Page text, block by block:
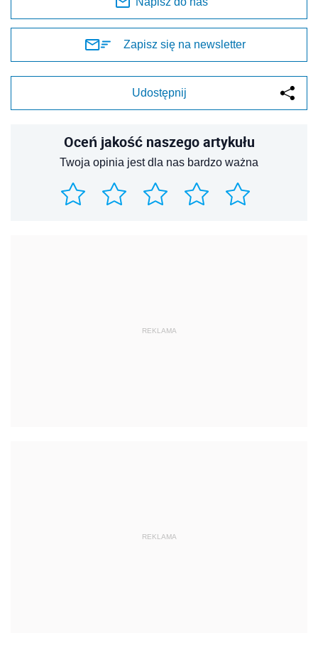
Zapisz się na newsletter
Udostępnij
Oceń jakość naszego artykułu
Twoja opinia jest dla nas bardzo ważna
REKLAMA
REKLAMA